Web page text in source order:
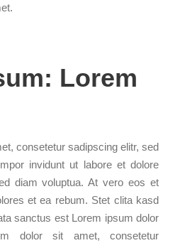
Lorem
consetetur sadipscing elitr, sed
invidunt ut labore et dolore
diam voluptua. At vero eos et
et ea rebum. Stet clita kasd
sanctus est Lorem ipsum dolor
dolor sit amet, consetetur